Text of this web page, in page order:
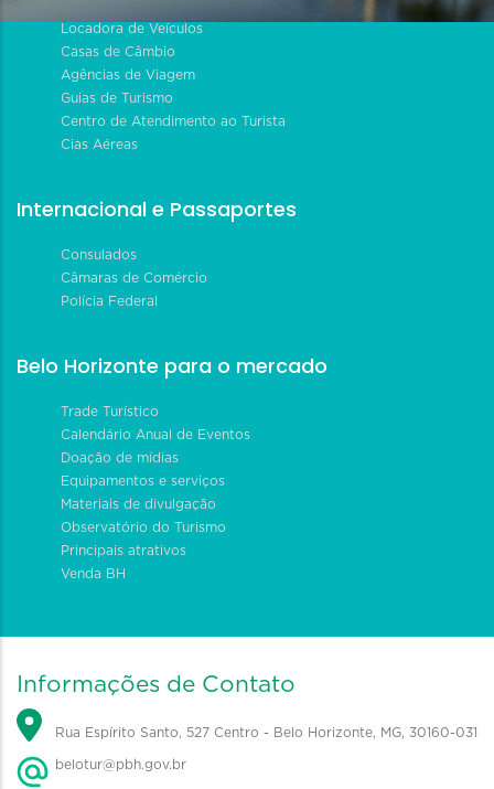
Locadora de Veículos
Casas de Câmbio
Agências de Viagem
Guias de Turismo
Centro de Atendimento ao Turista
Cias Aéreas
Internacional e Passaportes
Consulados
Câmaras de Comércio
Polícia Federal
Belo Horizonte para o mercado
Trade Turístico
Calendário Anual de Eventos
Doação de mídias
Equipamentos e serviços
Materiais de divulgação
Observatório do Turismo
Principais atrativos
Venda BH
Informações de Contato
Rua Espírito Santo, 527 Centro - Belo Horizonte, MG, 30160-031
belotur@pbh.gov.br